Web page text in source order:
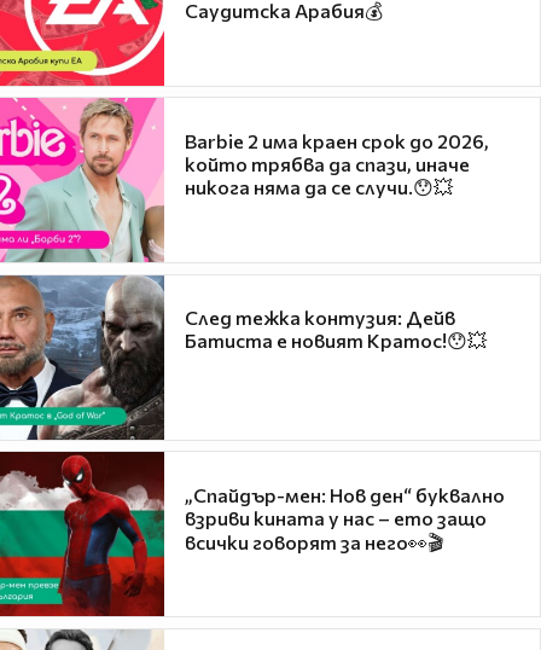
Саудитска Арабия💰
Barbie 2 има краен срок до 2026,
който трябва да спази, иначе
никога няма да се случи.😯💥
След тежка контузия: Дейв
Батиста е новият Кратос!😯💥
„Спайдър-мен: Нов ден“ буквално
взриви кината у нас – ето защо
всички говорят за него👀🎬